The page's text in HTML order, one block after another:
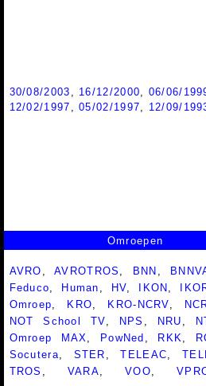
30/08/2003 16/12/2000 06/06/
12/02/1997 ,05/02/1997
12/09/
Omroepen
AVRO ,AVROTROS BNN
Feduco
Human HV IKON
Omroep
KRO KRO-NCRV
NOT School TV
NPS NRU
Omroep MAX
PowNed RKK
Socutera
STER ,TELEAC
TROS
VARA ,VOO ,